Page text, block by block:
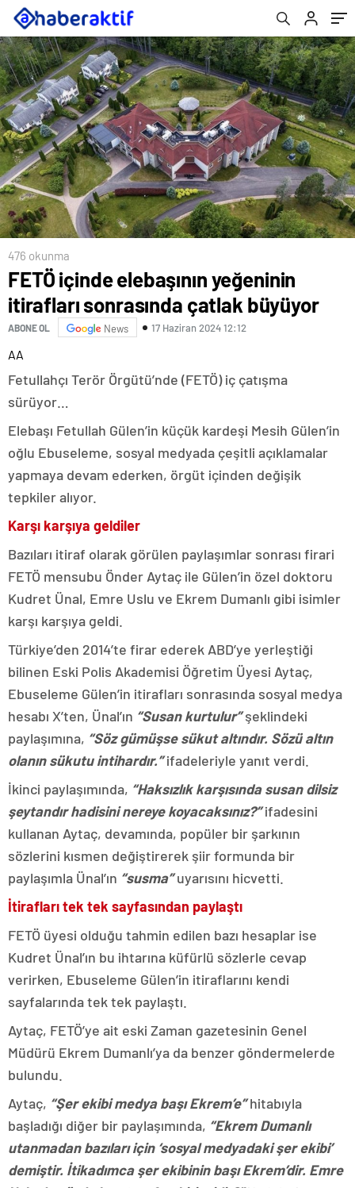
476 okunma
FETÖ içinde elebaşının yeğeninin
itirafları sonrasında çatlak büyüyor
ABONE OL News 17 Haziran 2024 12:12
AA
Fetullahçı Terör Örgütü’nde (FETÖ) iç çatışma
sürüyor…
Elebaşı Fetullah Gülen’in küçük kardeşi Mesih Gülen’in
oğlu Ebuseleme, sosyal medyada çeşitli açıklamalar
yapmaya devam ederken, örgüt içinden değişik
tepkiler alıyor.
Karşı karşıya geldiler
Bazıları itiraf olarak görülen paylaşımlar sonrası firari
FETÖ mensubu Önder Aytaç ile Gülen’in özel doktoru
Kudret Ünal, Emre Uslu ve Ekrem Dumanlı gibi isimler
karşı karşıya geldi.
Türkiye’den 2014’te firar ederek ABD’ye yerleştiği
bilinen Eski Polis Akademisi Öğretim Üyesi Aytaç,
Ebuseleme Gülen’in itirafları sonrasında sosyal medya
hesabı X’ten, Ünal’ın “Susan kurtulur”şeklindeki
paylaşımına, “Söz gümüşse sükut altındır. Sözü altın
olanın sükutu intihardır.”ifadeleriyle yanıt verdi.
İkinci paylaşımında, “Haksızlık karşısında susan dilsiz
şeytandır hadisini nereye koyacaksınız?”ifadesini
kullanan Aytaç, devamında, popüler bir şarkının
sözlerini kısmen değiştirerek şiir formunda bir
paylaşımla Ünal’ın “susma”uyarısını hicvetti.
İtirafları tek tek sayfasından paylaştı
FETÖ üyesi olduğu tahmin edilen bazı hesaplar ise
Kudret Ünal’ın bu ihtarına küfürlü sözlerle cevap
verirken, Ebuseleme Gülen’in itiraflarını kendi
sayfalarında tek tek paylaştı.
Aytaç, FETÖ’ye ait eski Zaman gazetesinin Genel
Müdürü Ekrem Dumanlı’ya da benzer göndermelerde
bulundu.
Aytaç, “Şer ekibi medya başı Ekrem’e”hitabıyla
başladığı diğer bir paylaşımında, “Ekrem Dumanlı
utanmadan bazıları için ‘sosyal medyadaki şer ekibi’
demiştir. İtikadımca şer ekibinin başı Ekrem’dir. Emre